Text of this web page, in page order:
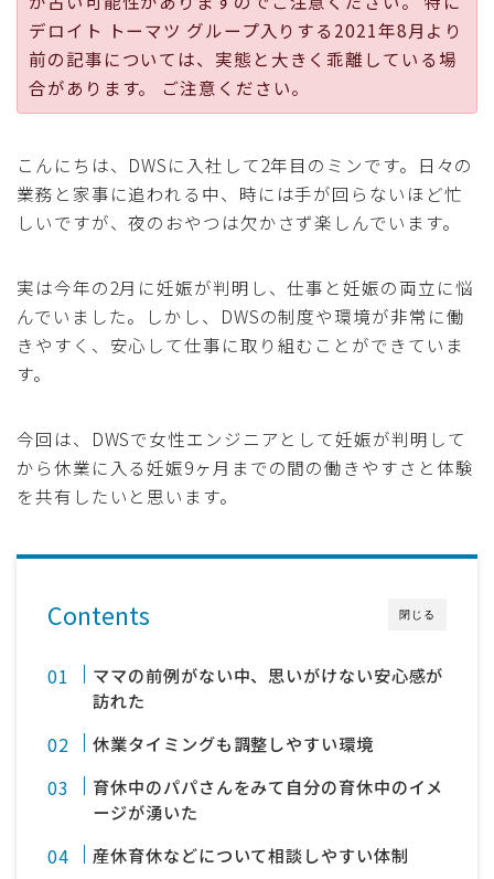
デロイト トーマツ グループ入りする2021年8月より
前の記事については、実態と大きく乖離している場
合があります。 ご注意ください。
こんにちは、DWSに入社して2年目のミンです。日々の
業務と家事に追われる中、時には手が回らないほど忙
しいですが、夜のおやつは欠かさず楽しんでいます。
実は今年の2月に妊娠が判明し、仕事と妊娠の両立に悩
んでいました。しかし、DWSの制度や環境が非常に働
きやすく、安心して仕事に取り組むことができていま
す。
今回は、DWSで女性エンジニアとして妊娠が判明して
から休業に入る妊娠9ヶ月までの間の働きやすさと体験
を共有したいと思います。
閉じる
Contents
ママの前例がない中、思いがけない安心感が
訪れた
休業タイミングも調整しやすい環境
育休中のパパさんをみて自分の育休中のイメ
ージが湧いた
産休育休などについて相談しやすい体制